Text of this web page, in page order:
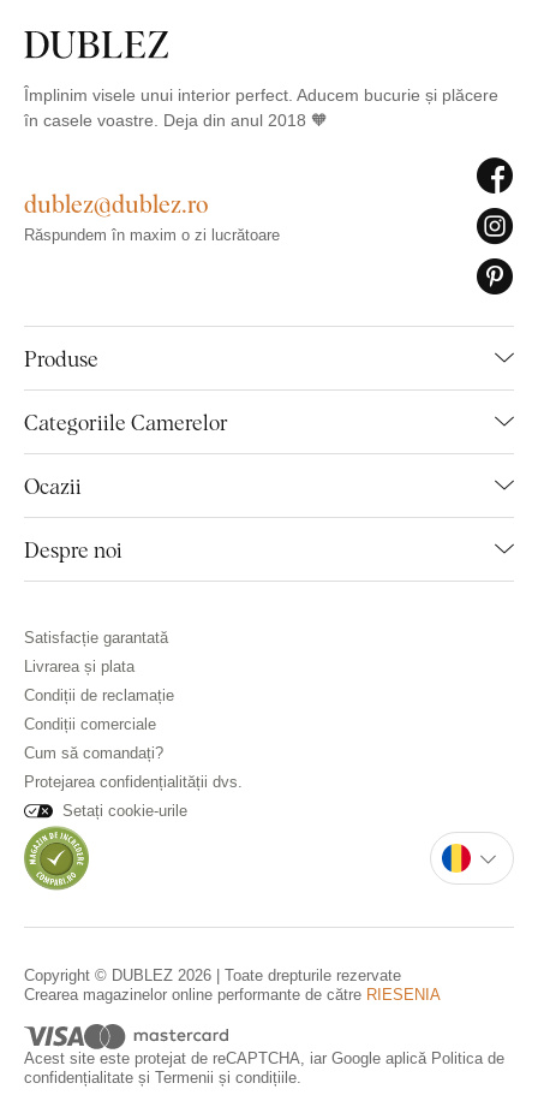
Împlinim visele unui interior perfect. Aducem bucurie și plăcere
în casele voastre. Deja din anul 2018 🧡
Produse
Categoriile Camerelor
Ocazii
Despre noi
dublez@dublez.ro
Răspundem în maxim o zi lucrătoare
Satisfacție garantată
Livrarea și plata
Condiții de reclamație
Condiții comerciale
Cum să comandați?
Protejarea confidențialității dvs.
Setați cookie-urile
Copyright © DUBLEZ 2026 | Toate drepturile rezervate
Crearea magazinelor online performante de către RIESENIA
Acest site este protejat de reCAPTCHA, iar Google aplică Politica de
confidențialitate și Termenii și condițiile.